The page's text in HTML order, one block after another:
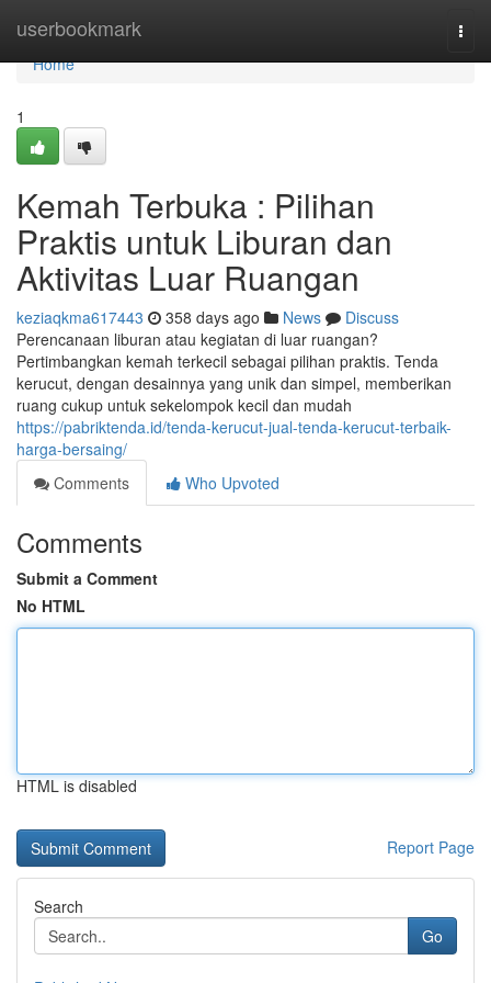
userbookmark
Home
Home
1
Kemah Terbuka : Pilihan
Praktis untuk Liburan dan
Aktivitas Luar Ruangan
keziaqkma617443 358 days ago News
Discuss
Perencanaan liburan atau kegiatan di luar ruangan?
Pertimbangkan kemah terkecil sebagai pilihan praktis. Tenda
kerucut, dengan desainnya yang unik dan simpel, memberikan
ruang cukup untuk sekelompok kecil dan mudah
https://pabriktenda.id/tenda-kerucut-jual-tenda-kerucut-terbaik-
harga-bersaing/
Comments
Who Upvoted
Comments
Submit a Comment
No HTML
HTML is disabled
Report Page
Search
Go